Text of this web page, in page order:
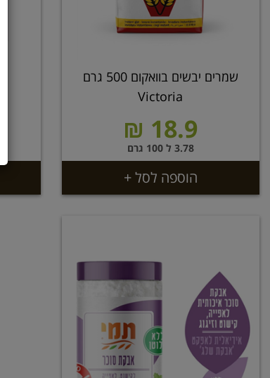
שמרים יבשים בוואקום 500 גרם
Victoria
18.9 ₪
3.78 ל 100 גרם
הוספה לסל +